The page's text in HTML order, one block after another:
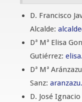
D. Francisco
Alcalde:
Dª Mª Elisa
Gutiérrez:
Dª Mª
Sanz:
D. José